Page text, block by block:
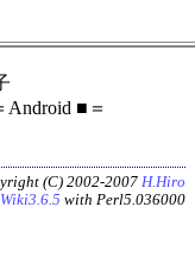
■＝
(C) 2002-2007 H.Hiro
with Perl5.036000